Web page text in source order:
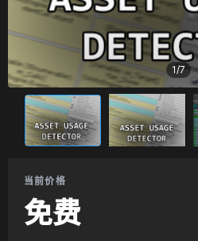
1/7
当前价格
免费